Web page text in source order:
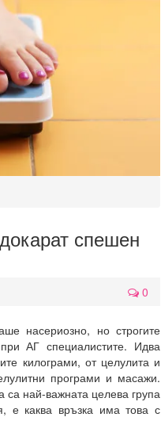
спешен
0
насериозно, но строгите
АГ специалистите. Идва
килограми, от целулита и
програми и масажи.
най-важната целева група
е каква връзка има това с